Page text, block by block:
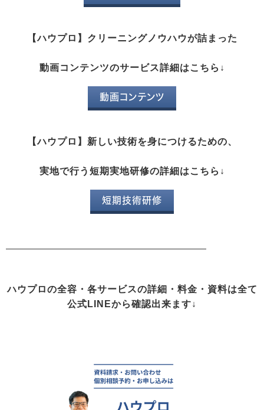
【ハウプロ】クリーニングノウハウが詰まった
動画コンテンツのサービス詳細はこちら↓
動画コンテンツ
【ハウプロ】新しい技術を身につけるための、
実地で行う短期実地研修の詳細はこちら↓
短期技術研修
ハウプロの全容・各サービスの詳細・料金・資料は全て
公式LINEから確認出来ます↓